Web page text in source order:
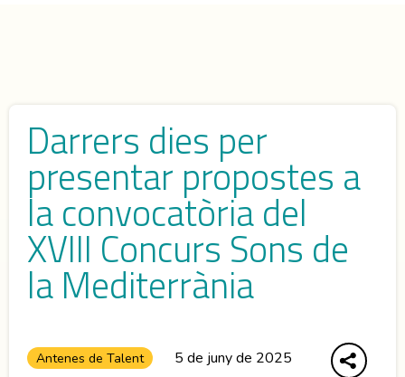
Darrers dies per
presentar propostes a
la convocatòria del
XVIII Concurs Sons de
la Mediterrània
Antenes de Talent 5 de juny de 2025